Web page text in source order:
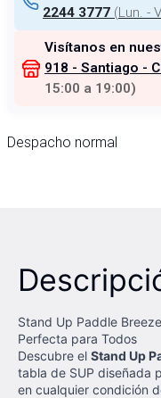
2244 3777 (Lun. -
Visítanos en
918 - Santiago -
15:00 a 19:00)
Despacho normal
Stand Up Paddle
Perfecta para Todos
Descubre el Stand Up
tabla de SUP diseñada
en cualquier condición